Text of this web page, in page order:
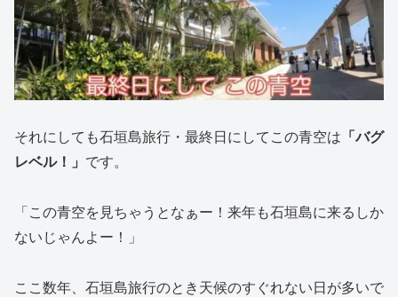
それにしても石垣島旅行・最終日にしてこの青空は 「バグ
レベル！」 です。
「この青空を見ちゃうとなぁー！来年も石垣島に来るしか
ないじゃんよー！」
ここ数年、石垣島旅行のとき天候のすぐれない日が多いで